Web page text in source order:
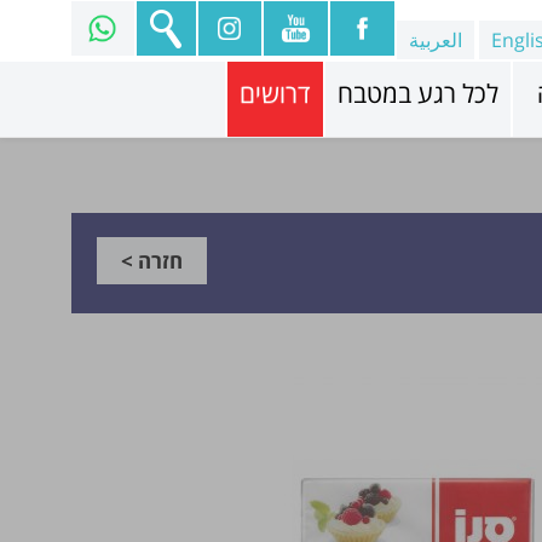
العربية
לכל רגע במטבח דרושים
חזרה >